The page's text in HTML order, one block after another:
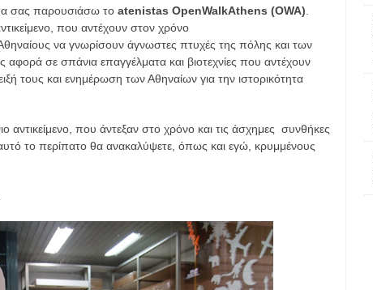
σας παρουσιάσω το atenistas OpenWalkAthens (OWA)
που αντέχουν στον χρόνο
να γνωρίσουν άγνωστες πτυχές της πόλης και των
σε σπάνια επαγγέλματα και βιοτεχνίες που αντέχουν
τους και ενημέρωση των Αθηναίων για την ιστορικότητα
αντικείμενο, που άντεξαν στο χρόνο και τις άσχημες συνθήκες
το περίπατο θα ανακαλύψετε, όπως και εγώ, κρυμμένους